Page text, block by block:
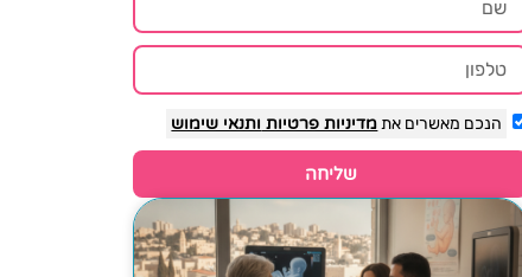
הנכם מאשרים אתמדיניות פרטיות ותנאי שימוש
שליחה